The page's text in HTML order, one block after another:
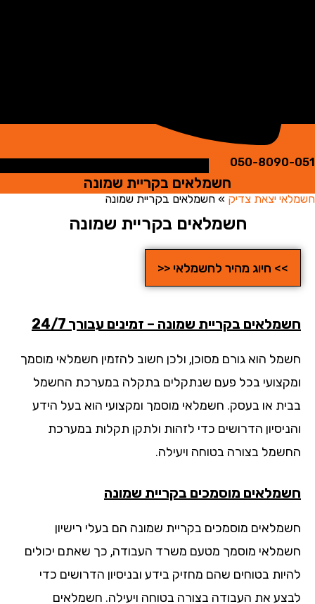
050-
חשמלאים בקריית שמונה
יצאת צדיק »חשמלאים בקריית שמונה
חשמלאים בקריית שמונה
>> חיוג מהיר לחשמלאי <<
בקריית שמונה – זמינים עבורך 24/7
הוא גורם מסוכן, ולכן חשוב להזמין חשמלאי מוסמך
בכל פעם שנתקלים בתקלה במערכת החשמל
או בעסק. חשמלאי מוסמך ומקצועי הוא בעל הידע
הדרושים כדי לזהות ולתקן תקלות במערכת
בצורה בטוחה ויעילה.
מוסמכים בקריית שמונה
מוסמכים בקריית שמונה הם בעלי רישיון
מוסמך מטעם משרד העבודה, כך שאתם יכולים
בטוחים שהם מחזיק בידע ובניסיון הדרושים כדי
את העבודה בצורה בטוחה ויעילה. חשמלאים